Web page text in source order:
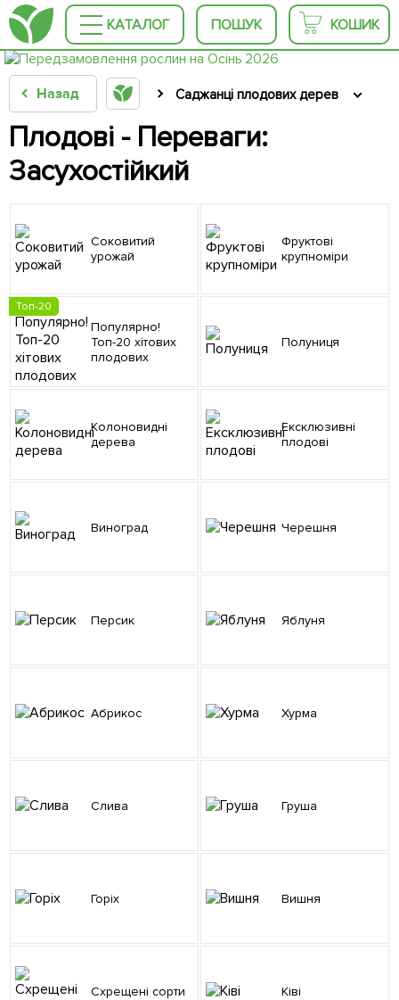
КАТАЛОГ ПОШУК КОШИК
Назад Саджанці плодових дерев
Плодові - Переваги:
Засухостійкий
Соковитий
урожай
Фруктові
крупноміри
Топ-20
Популярно!
Топ-20 хітових
плодових
Полуниця
Колоновидні
дерева
Ексклюзивні
плодові
Виноград Черешня
Персик Яблуня
Абрикос Хурма
Слива Груша
Горіх Вишня
Схрещені сорти Ківі